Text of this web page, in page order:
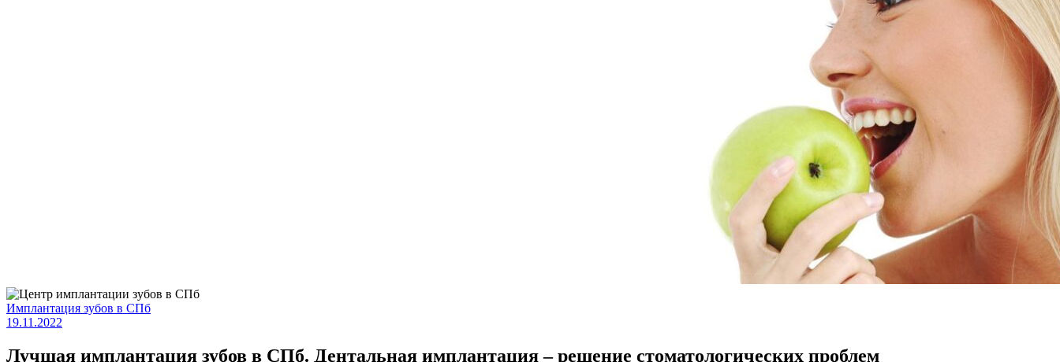
Имплантация зубов в СПб
19.11.2022
Лучшая имплантация зубов в СПб. Дентальная имплантация – решение стоматологических проблем